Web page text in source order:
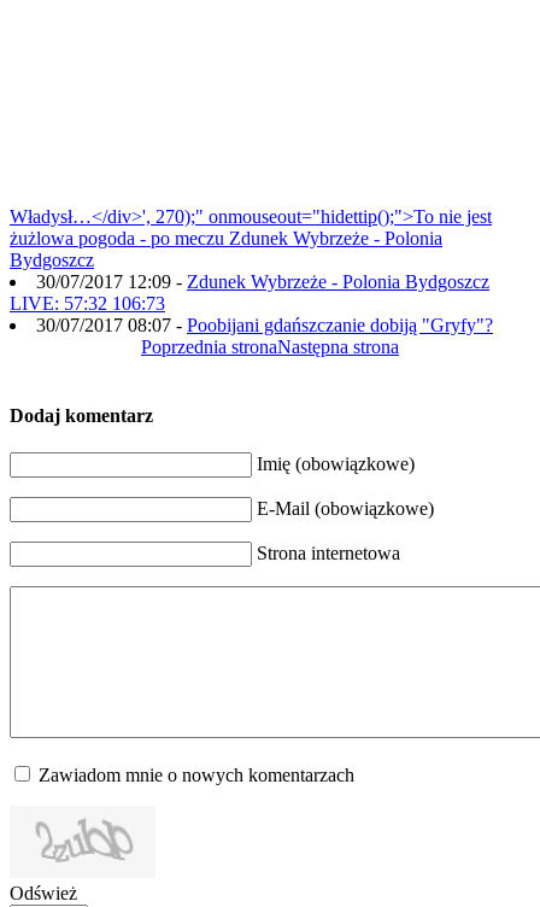
Władysł…</div>', 270);" onmouseout="hidettip();">To nie jest
żużlowa pogoda - po meczu Zdunek Wybrzeże - Polonia
Bydgoszcz
30/07/2017 12:09 - Zdunek Wybrzeże - Polonia Bydgoszcz
LIVE: 57:32 106:73
30/07/2017 08:07 - Poobijani gdańszczanie dobiją "Gryfy"?
Poprzednia stronaNastępna strona
Dodaj komentarz
Imię (obowiązkowe)
E-Mail (obowiązkowe)
Strona internetowa
Zawiadom mnie o nowych komentarzach
Odśwież